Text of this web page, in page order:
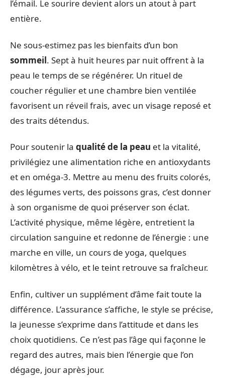
l’émail. Le sourire devient alors un atout à part
entière.
Ne sous-estimez pas les bienfaits d’un bon
sommeil. Sept à huit heures par nuit offrent à la
peau le temps de se régénérer. Un rituel de
coucher régulier et une chambre bien ventilée
favorisent un réveil frais, avec un visage reposé et
des traits détendus.
Pour soutenir la qualité de la peau et la vitalité,
privilégiez une alimentation riche en antioxydants
et en oméga-3. Mettre au menu des fruits colorés,
des légumes verts, des poissons gras, c’est donner
à son organisme de quoi préserver son éclat.
L’activité physique, même légère, entretient la
circulation sanguine et redonne de l’énergie : une
marche en ville, un cours de yoga, quelques
kilomètres à vélo, et le teint retrouve sa fraîcheur.
Enfin, cultiver un supplément d’âme fait toute la
différence. L’assurance s’affiche, le style se précise,
la jeunesse s’exprime dans l’attitude et dans les
choix quotidiens. Ce n’est pas l’âge qui façonne le
regard des autres, mais bien l’énergie que l’on
dégage, jour après jour.